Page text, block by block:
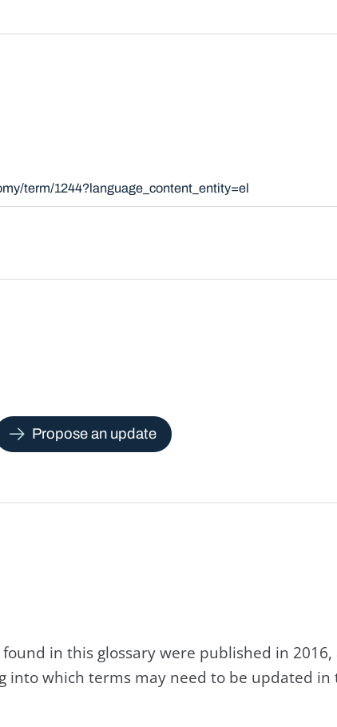
term/1244?language_content_entity=el
Propose an update
in this glossary were published in
into which terms may need to be updated